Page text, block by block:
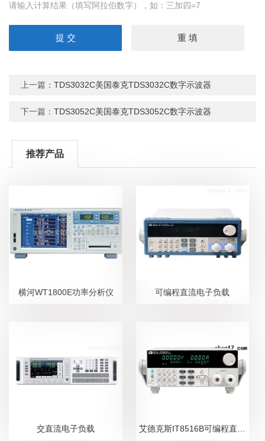
请输入计算结果（填写阿拉伯数字），如：三加四=7
上一篇：TDS3032C美国泰克TDS3032C数字示波器
下一篇：TDS3052C美国泰克TDS3052C数字示波器
推荐产品
横河WT1800E功率分析仪 可编程直流电子负载
交直流电子负载